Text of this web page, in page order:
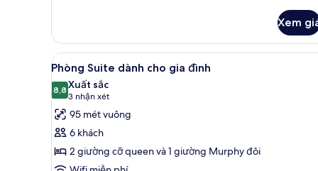
người
khuyết
tật,
bồn
tắm
Phòng,
giường
queen,
phù
hợp
cho
khuyết
tật,
Xem
Xem
tất
cả
ảnh
Phòng
Suite
dành
Bộ đồ giường cao cấp, nệm
12
Phòng Suite dành cho gia đình
8,88,8 trên 10
Xuất sắc
3 nhận xét
(3
nhận
xét)
95 mét vuông
6 khách
2 giường cỡ queen và 1 giường Murphy đôi